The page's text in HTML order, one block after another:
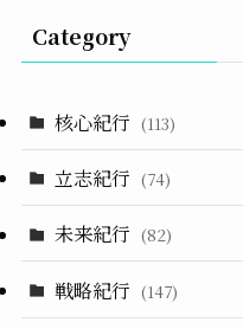
Category
核心紀行 (113)
立志紀行 (74)
未来紀行 (82)
戦略紀行 (147)